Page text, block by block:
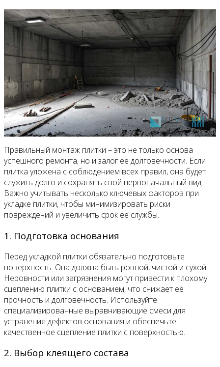
Правильный монтаж плитки – это не только основа
успешного ремонта, но и залог её долговечности. Если
плитка уложена с соблюдением всех правил, она будет
служить долго и сохранять свой первоначальный вид.
Важно учитывать несколько ключевых факторов при
укладке плитки, чтобы минимизировать риски
повреждений и увеличить срок её службы.
1. Подготовка основания
Перед укладкой плитки обязательно подготовьте
поверхность. Она должна быть ровной, чистой и сухой.
Неровности или загрязнения могут привести к плохому
сцеплению плитки с основанием, что снижает её
прочность и долговечность. Используйте
специализированные выравнивающие смеси для
устранения дефектов основания и обеспечьте
качественное сцепление плитки с поверхностью.
2. Выбор клеящего состава